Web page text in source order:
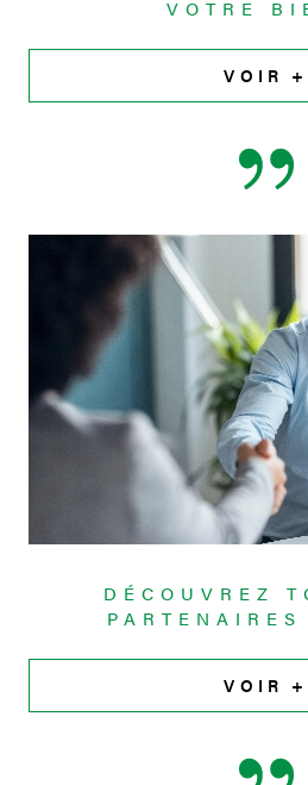
VOTRE
VOIR +
DÉCOUVREZ
PARTENAIRES
VOIR +